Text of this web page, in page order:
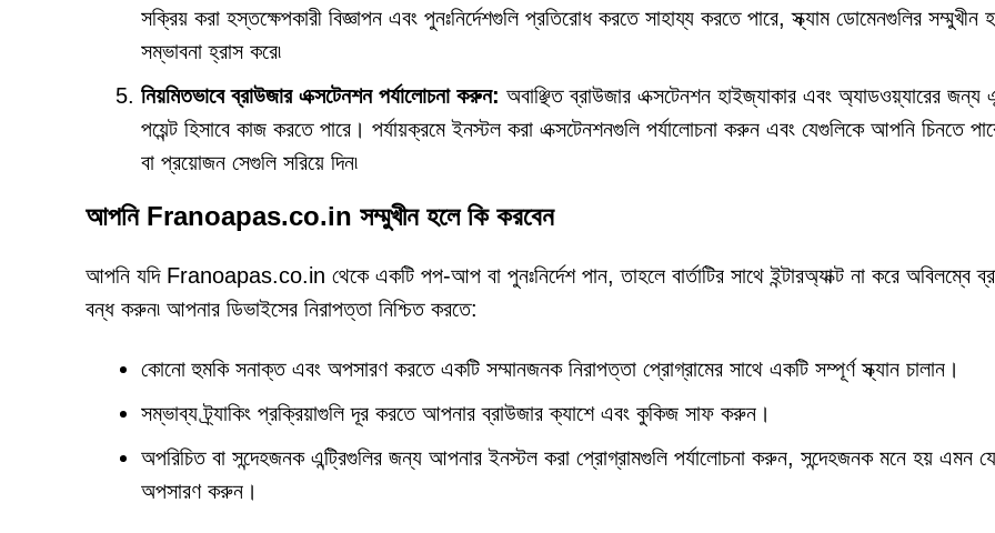
সক্রিয় করা হস্তক্ষেপকারী বিজ্ঞাপন এবং পুনঃনির্দেশগুলি প্রতিরোধ করতে সাহায্য করতে পারে, স্ক্যাম ডোমেনগুলির সম্মুখীন
সম্ভাবনা হ্রাস করে৷
নিয়মিতভাবে ব্রাউজার এক্সটেনশন পর্যালোচনা করুন: অবাঞ্ছিত ব্রাউজার এক্সটেনশন হাইজ্যাকার এবং অ্যাডওয়্যারের জন্য
পয়েন্ট হিসাবে কাজ করতে পারে। পর্যায়ক্রমে ইনস্টল করা এক্সটেনশনগুলি পর্যালোচনা করুন এবং যেগুলিকে আপনি চিনতে
বা প্রয়োজন সেগুলি সরিয়ে দিন৷
আপনি Franoapas.co.in সম্মুখীন হলে কি করবেন
আপনি যদি Franoapas.co.in থেকে একটি পপ-আপ বা পুনঃনির্দেশ পান, তাহলে বার্তাটির সাথে ইন্টারঅ্যাক্ট না করে অবিলম্বে
বন্ধ করুন৷ আপনার ডিভাইসের নিরাপত্তা নিশ্চিত করতে:
কোনো হুমকি সনাক্ত এবং অপসারণ করতে একটি সম্মানজনক নিরাপত্তা প্রোগ্রামের সাথে একটি সম্পূর্ণ স্ক্যান চালান।
সম্ভাব্য ট্র্যাকিং প্রক্রিয়াগুলি দূর করতে আপনার ব্রাউজার ক্যাশে এবং কুকিজ সাফ করুন।
অপরিচিত বা সন্দেহজনক এন্ট্রিগুলির জন্য আপনার ইনস্টল করা প্রোগ্রামগুলি পর্যালোচনা করুন, সন্দেহজনক মনে হয় এমন
অপসারণ করুন।